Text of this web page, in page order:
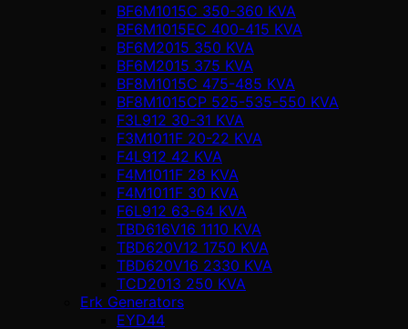
BF6M1015C 350-360 KVA
BF6M1015EC 400-415 KVA
BF6M2015 350 KVA
BF6M2015 375 KVA
BF8M1015C 475-485 KVA
BF8M1015CP 525-535-550 KVA
F3L912 30-31 KVA
F3M1011F 20-22 KVA
F4L912 42 KVA
F4M1011F 28 KVA
F4M1011F 30 KVA
F6L912 63-64 KVA
TBD616V16 1110 KVA
TBD620V12 1750 KVA
TBD620V16 2330 KVA
TCD2013 250 KVA
Erk Generators
EYD44